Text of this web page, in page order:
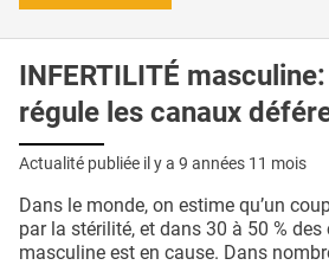
INFERTILITÉ
régule les canaux
Actualité publiée il y a 9 années 11 mois
Dans le monde, on estime qu’un
par la stérilité, et dans 30 à 50 % des
masculine est en cause. Dans